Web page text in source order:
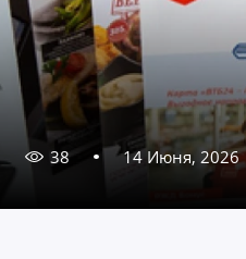
38 14 Июня, 2026